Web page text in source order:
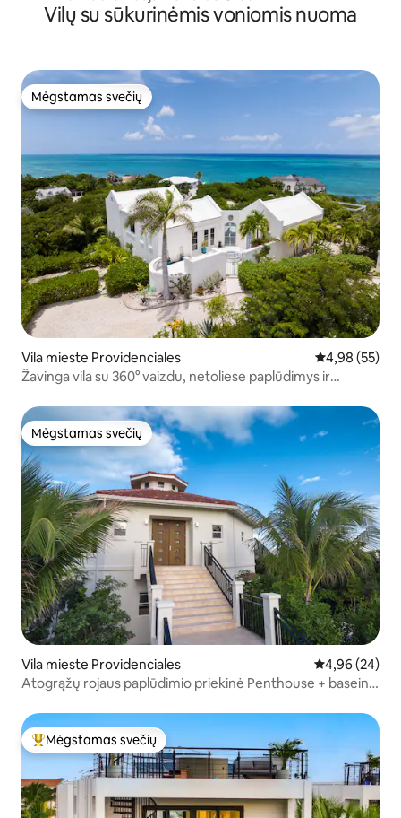
Vilų su sūkurinėmis voniomis nuoma
Mėgstamas svečių
Mėgstamas svečių
Vila mieste Providenciales Vidutinis
4,98 (55)
Žavinga vila su 360° vaizdu, netoliese paplūdimys ir
Mėgstamas svečių
Mėgstamas svečių
Vila mieste Providenciales Vidutinis
4,96 (24)
Atogrąžų rojaus paplūdimio priekinė Penthouse + baseino
Svečių mėgstamiausias
Mėgstamas svečių